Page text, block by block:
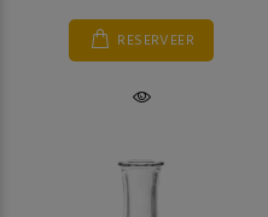
RESERVEER